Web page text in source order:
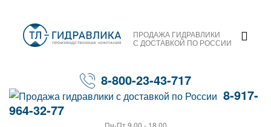
ПРОДАЖА ГИДРАВЛИКИ
С ДОСТАВКОЙ ПО РОССИИ
8-800-23-43-717
8-917-
964-32-77
Пн-Пт 9.00 - 18.00